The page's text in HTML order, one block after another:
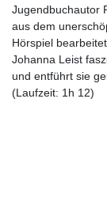
Jugendbuchautor
aus dem
Hörspiel
Johanna Leist
und entführt sie
(Laufzeit: 1h 12)